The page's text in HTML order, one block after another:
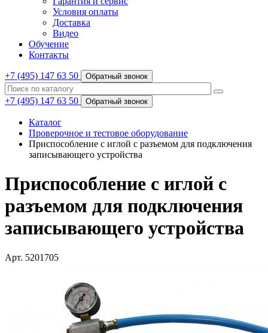
Условия оплаты
Доставка
Видео
Обучение
Контакты
+7 (495) 147 63 50 Обратный звонок
+7 (495) 147 63 50 Обратный звонок
Каталог
Проверочное и тестовое оборудование
Приспособление с иглой с разъемом для подключения
записывающего устройства
Приспособление с иглой с
разъемом для подключения
записывающего устройства
Арт. 5201705